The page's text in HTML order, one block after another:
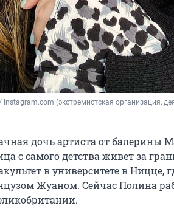
(экстремистская организация,
дочь артиста от балерины
с самого детства живет за
в университете в Ницце,
Жуаном. Сейчас Полина